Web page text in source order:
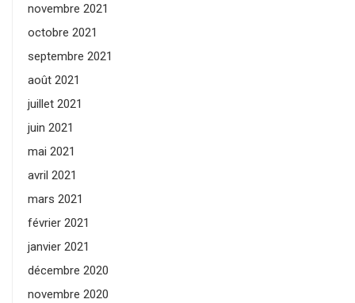
novembre 2021
octobre 2021
septembre 2021
août 2021
juillet 2021
juin 2021
mai 2021
avril 2021
mars 2021
février 2021
janvier 2021
décembre 2020
novembre 2020